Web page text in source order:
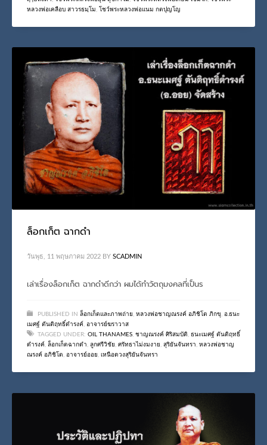
หลวงพ่อเคลือบ สาวรธมฺโม , โชว์พระหลวงพ่อแนม กตปุญโญ
ล็อกเก็ต ฉากดำ
วันพุธ, 11 พฤษภาคม 2022 BY SCADMIN
เล่าเรื่องล็อกเก็ต ฉากดำดีกว่า ผมได้ทำวัตถุมงคลที่เป็นร
PUBLISHED IN ล็อกเก็ตและภาพถ่าย , หลวงพ่อชาญณรงค์ อภิชิโต ภิกขุ , อ.ธนะ
เมศฐ์ ตันติฤทธิ์ดำรงค์ , อาจารย์ฆราวาส
TAGGED UNDER: OIL THANAMES, ชาญณรงค์ ศิริสมบัติ , ธนะเมศฐ์ ตันติฤทธิ์
ดำรงค์ , ล็อกเก็ตฉากดำ , ลูกศรีวิชัย , ศรัทธาไม่งมงาย , สุริยันจันทรา , หลวงพ่อชาญ
ณรงค์ อภิชิโต , อาจารย์ออย , เหนือดวงสุริยันจันทรา